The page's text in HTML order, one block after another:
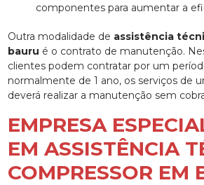
componentes para aumentar a
Outra modalidade de assistência
bauru é o contrato de manutenção.
clientes podem contratar por um
normalmente de 1 ano, os serviços de
deverá realizar a manutenção sem
EMPRESA
EM ASSISTÊNCIA
COMPRESSOR EM